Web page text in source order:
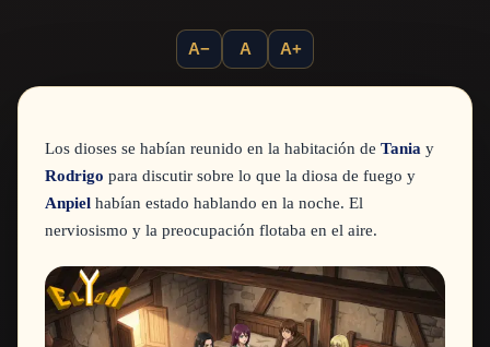
A− A A+
Los dioses se habían reunido en la habitación de Tania y
Rodrigo para discutir sobre lo que la diosa de fuego y
Anpiel habían estado hablando en la noche. El
nerviosismo y la preocupación flotaba en el aire.